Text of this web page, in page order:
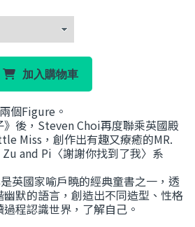
加入購物車
個Figure。
》後，Steven Choi再度聯乘英國殿
Miss，創作出有趣又療癒的MR.
and Pi〈謝謝你找到了我〉系
英國家喻戶曉的經典童書之一，透
默的語言，創造出不同造型、性格
程認識世界，了解自己。